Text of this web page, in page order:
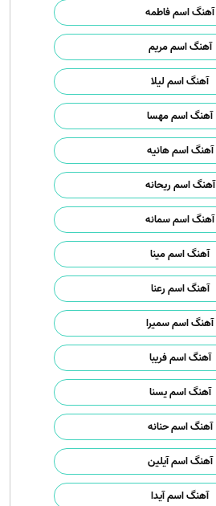
آهنگ اسم فاطمه
آهنگ اسم مریم
آهنگ اسم لیلا
آهنگ اسم مهسا
آهنگ اسم هانیه
آهنگ اسم ریحانه
آهنگ اسم سمانه
آهنگ اسم مینا
آهنگ اسم رعنا
آهنگ اسم سمیرا
آهنگ اسم فریبا
آهنگ اسم یسنا
آهنگ اسم حنانه
آهنگ اسم آیلین
آهنگ اسم آیدا